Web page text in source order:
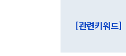
[관련키워드]